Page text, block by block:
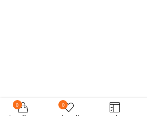
0
0